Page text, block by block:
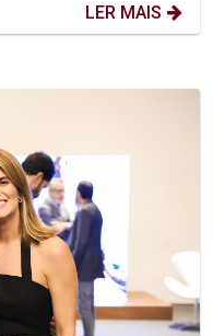
LER MAIS